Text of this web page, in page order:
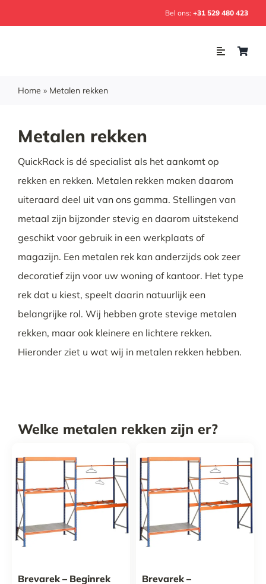
to
Bel ons:+31 529 480 423
Toggle
Home
Soorten rekken
Projecten
Over ons
Tijdelijke promotie
Contact
Home » Metalen rekken
Metalen rekken
QuickRack is dé specialist als het aankomt op
rekken en rekken. Metalen rekken maken daarom
uiteraard deel uit van ons gamma. Stellingen van
metaal zijn bijzonder stevig en daarom uitstekend
geschikt voor gebruik in een werkplaats of
magazijn. Een metalen rek kan anderzijds ook zeer
decoratief zijn voor uw woning of kantoor. Het type
rek dat u kiest, speelt daarin natuurlijk een
belangrijke rol. Wij hebben grote stevige metalen
rekken, maar ook kleinere en lichtere rekken.
Hieronder ziet u wat wij in metalen rekken hebben.
Welke metalen rekken zijn er?
Brevarek – Beginrek
Brevarek –